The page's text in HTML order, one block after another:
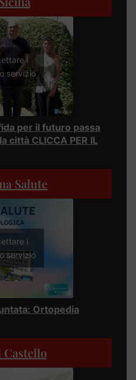
i
servizio
per il futuro passa
città CLICCA PER IL
Salute
i
servizio
Ortopedia